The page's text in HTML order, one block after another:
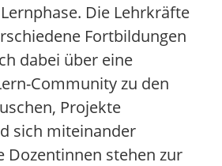
Die Lehrkräfte
Fortbildungen
dabei über eine
Community zu den
Projekte
sich miteinander
Dozentinnen stehen zur